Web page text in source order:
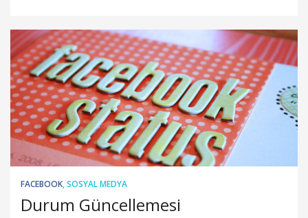
FACEBOOK,SOSYAL MEDYA
Durum Güncellemesi